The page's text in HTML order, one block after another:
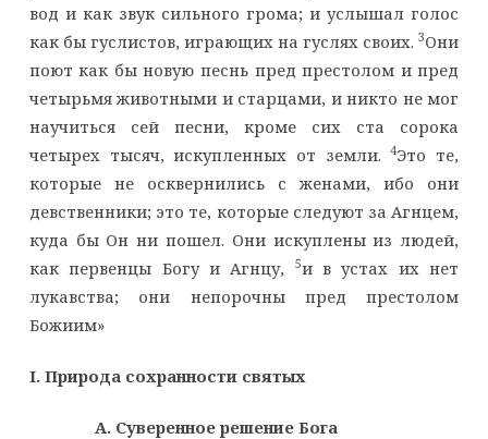
вод и как звук сильного грома; и услышал голос
как бы гуслистов, играющих на гуслях своих.3Они
поют как бы новую песнь пред престолом и пред
четырьмя животными и старцами, и никто не мог
научиться сей песни, кроме сих ста сорока
четырех тысяч, искупленных от земли.4Это те,
которые не осквернились с женами, ибо они
девственники; это те, которые следуют за Агнцем,
куда бы Он ни пошел. Они искуплены из людей,
как первенцы Богу и Агнцу,
5и в устах их нет
лукавства; они непорочны пред престолом
Божиим»
I. Природа сохранности святых
A. Суверенное решение Бога